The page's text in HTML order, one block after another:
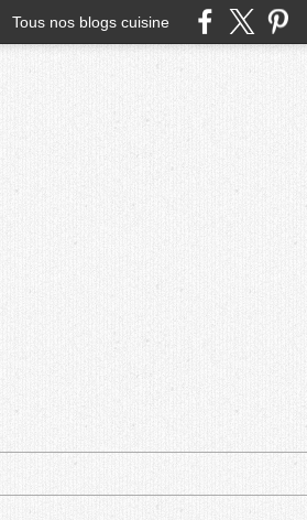
Tous nos blogs cuisine